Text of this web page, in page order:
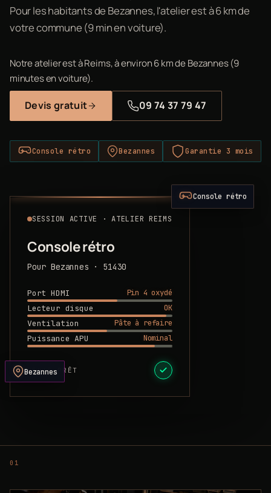
Pour les habitants de Bezannes, l'atelier est à 6 km de
votre commune (9 min en voiture).
Notre atelier est à Reims, à environ 6 km de Bezannes (9
minutes en voiture).
Devis gratuit 09 74 37 79 47
Console rétro Bezannes Garantie 3 mois
SESSION ACTIVE · ATELIER REIMS
Console rétro
Pour Bezannes · 51430
Port HDMI
Pin 4 oxydé
Lecteur disque
OK
Ventilation
Pâte à refaire
Puissance APU
Nominal
DEVIS PRÊT
Console rétro
Bezannes